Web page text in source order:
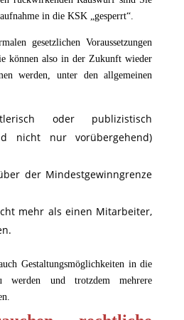
in die KSK „gesperrt“.
gesetzlichen Voraussetzungen
können also in der Zukunft wieder
werden, unter den allgemeinen
oder publizistisch
nicht nur vorübergehend)
der Mindestgewinngrenze
mehr als einen Mitarbeiter,
Gestaltungsmöglichkeiten in die
werden und trotzdem mehrere